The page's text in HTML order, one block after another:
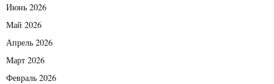
Июнь 2026
Май 2026
Апрель 2026
Март 2026
Февраль 2026